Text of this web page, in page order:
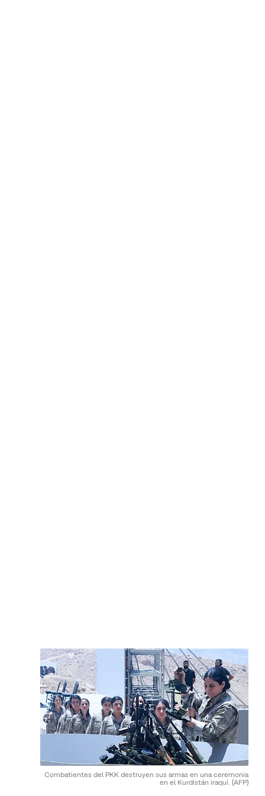
Combatientes del PKK destruyen sus armas en una ceremonia
en el Kurdistán iraquí. (AFP)